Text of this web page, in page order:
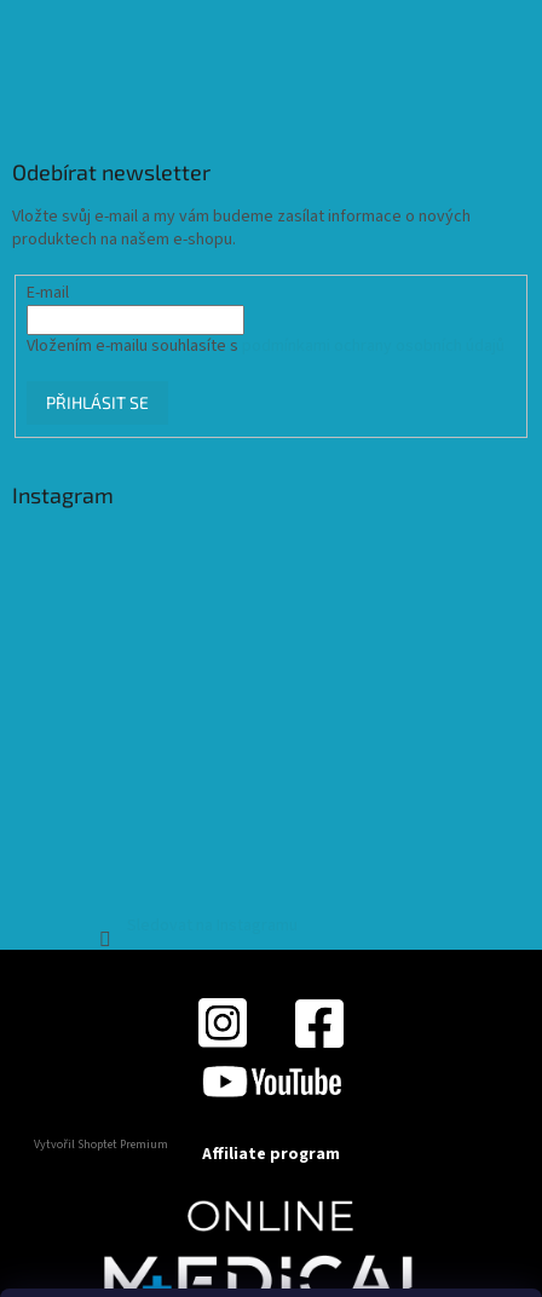
Odebírat newsletter
Vložte svůj e-mail a my vám budeme zasílat informace o nových
produktech na našem e-shopu.
E-mail
Vložením e-mailu souhlasíte s
PŘIHLÁSIT SE
Instagram
Vytvořil Shoptet Premium Affiliate program